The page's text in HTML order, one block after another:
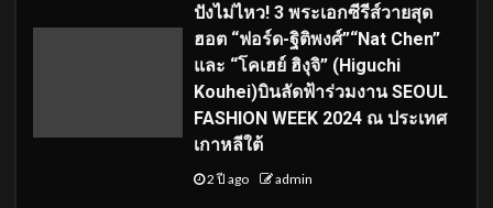
ปังไม่ไหว! 3 พระเอกซีรีส์วายสุด
ฮอต “ฟอร์ด-ฐิติพงศ์”“Nat Chen”
และ “โคเฮย์ ฮิงุจิ” (Higuchi
Kouhei)บินลัดฟ้าร่วมงาน SEOUL
FASHION WEEK 2024 ณ ประเทศ
เกาหลีใต้
2 ปี ago admin